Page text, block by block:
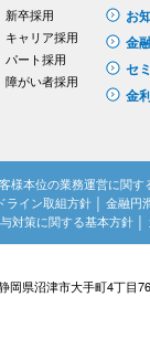
新卒採用
キャリア採用
パート採用
障がい者採用
お
金
セ
金
様本位の業務運営に関す
ライン取組方針│ 金融円
対策に関する基本方針 │
岡県沼津市大手町4丁目